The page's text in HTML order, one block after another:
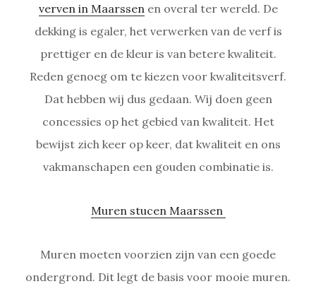
verven in Maarssen en overal ter wereld. De
dekking is egaler, het verwerken van de verf is
prettiger en de kleur is van betere kwaliteit.
Reden genoeg om te kiezen voor kwaliteitsverf.
Dat hebben wij dus gedaan. Wij doen geen
concessies op het gebied van kwaliteit. Het
bewijst zich keer op keer, dat kwaliteit en ons
vakmanschapen een gouden combinatie is.
Muren stucen Maarssen
Muren moeten voorzien zijn van een goede
ondergrond. Dit legt de basis voor mooie muren.